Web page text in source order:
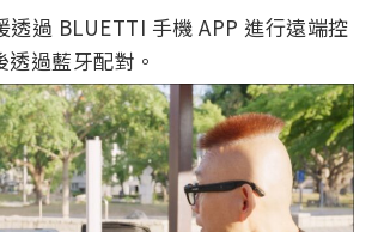
過 BLUETTI 手機 APP 進行遠端控
過藍牙配對。